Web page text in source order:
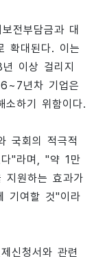
전부담금과 대
확대된다. 이는
이상 걸리지
년차 기업은
하기 위함이다.
국회의 적극적
"라며, "약 1만
지원하는 효과가
기여할 것"이라
신청서와 관련